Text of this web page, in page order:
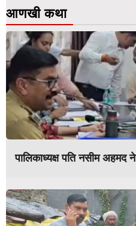
आणखी कथा
पालिकाध्यक्ष पति नसीम अहमद ने